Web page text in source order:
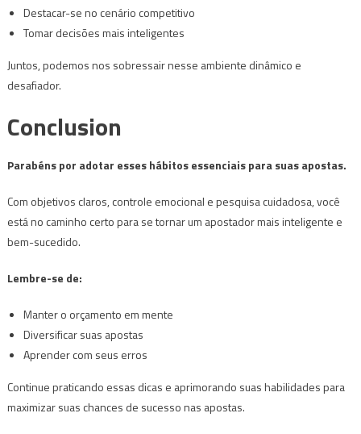
Destacar-se no cenário competitivo
Tomar decisões mais inteligentes
Juntos, podemos nos sobressair nesse ambiente dinâmico e
desafiador.
Conclusion
Parabéns por adotar esses hábitos essenciais para suas apostas.
Com objetivos claros, controle emocional e pesquisa cuidadosa, você
está no caminho certo para se tornar um apostador mais inteligente e
bem-sucedido.
Lembre-se de:
Manter o orçamento em mente
Diversificar suas apostas
Aprender com seus erros
Continue praticando essas dicas e aprimorando suas habilidades para
maximizar suas chances de sucesso nas apostas.